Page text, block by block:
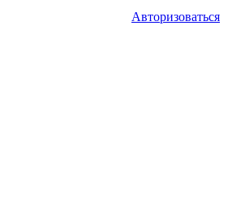
Авторизоваться